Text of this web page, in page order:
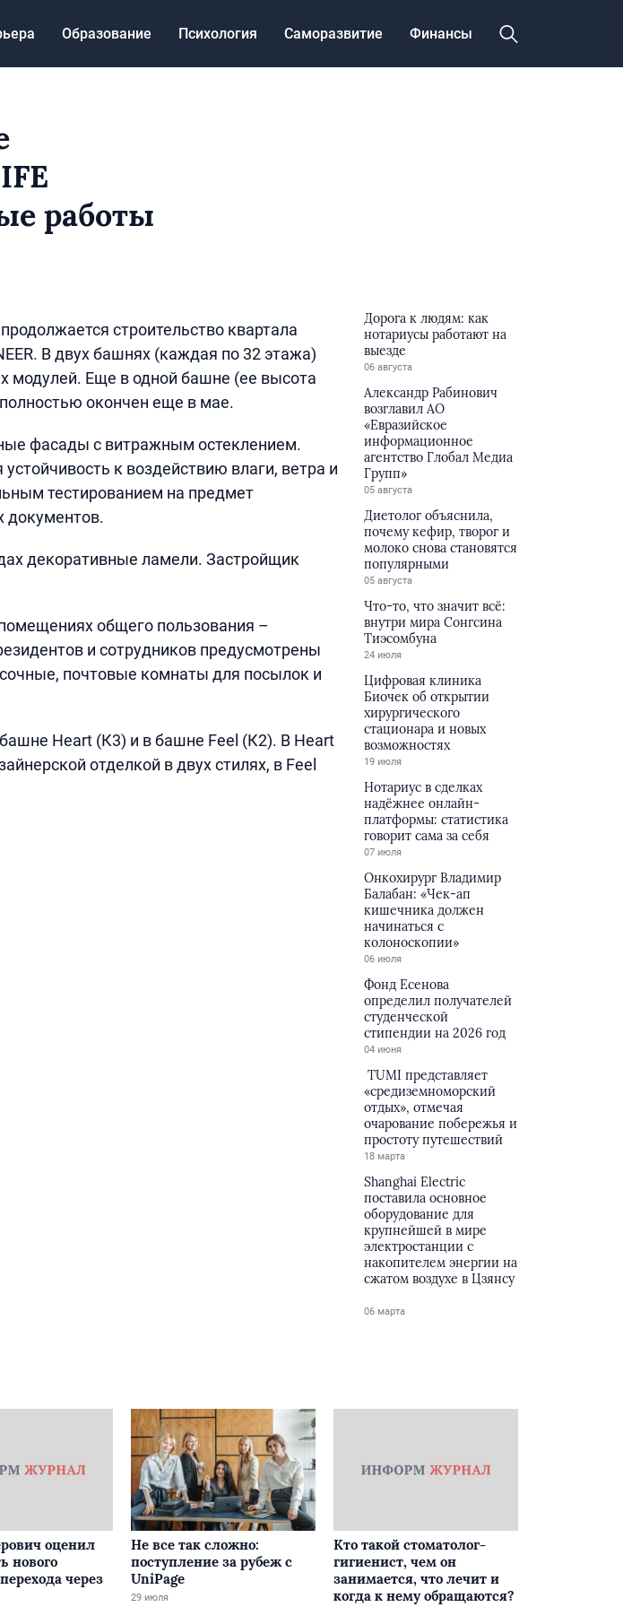
Образование Психология Саморазвитие Финансы
работы
строительство квартала
В двух башнях (каждая по 32 этажа)
модулей. Еще в одной башне (ее высота
окончен еще в мае.
фасады с витражным остеклением.
к воздействию влаги, ветра и
тестированием на предмет
документов.
декоративные ламели. Застройщик
общего пользования –
и сотрудников предусмотрены
почтовые комнаты для посылок и
Heart (К3) и в башне Feel (К2). В Heart
отделкой в двух стилях, в Feel
Дорога к людям: как
нотариусы работают на
выезде
06 августа
Александр Рабинович
возглавил АО
«Евразийское
информационное
агентство Глобал Медиа
Групп»
05 августа
Диетолог объяснила,
почему кефир, творог и
молоко снова становятся
популярными
05 августа
Что-то, что значит всё:
внутри мира Сонгсина
Тиэсомбуна
24 июля
Цифровая клиника
Биочек об открытии
хирургического
стационара и новых
возможностях
19 июля
Нотариус в сделках
надёжнее онлайн-
платформы: статистика
говорит сама за себя
07 июля
Онкохирург Владимир
Балабан: «Чек-ап
кишечника должен
начинаться с
колоноскопии»
06 июля
Фонд Есенова
определил получателей
студенческой
стипендии на 2026 год
04 июня
TUMI представляет
«средиземноморский
отдых», отмечая
очарование побережья и
простоту путешествий
18 марта
Shanghai Electric
поставила основное
оборудование для
крупнейшей в мире
электростанции с
накопителем энергии на
сжатом воздухе в Цзянсу
06 марта
оценил
нового
через
Не все так сложно:
поступление за рубеж с
UniPage
29 июля
Кто такой стоматолог-
гигиенист, чем он
занимается, что лечит и
когда к нему обращаются?